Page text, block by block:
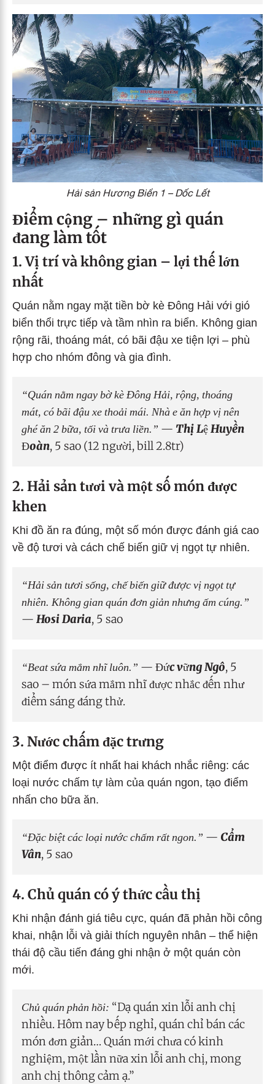
Hải sản Hương Biển 1 – Dốc Lết
Điểm cộng – những gì quán
đang làm tốt
1. Vị trí và không gian – lợi thế lớn
nhất
Quán nằm ngay mặt tiền bờ kè Đông Hải với gió
biển thổi trực tiếp và tầm nhìn ra biển. Không gian
rộng rãi, thoáng mát, có bãi đậu xe tiện lợi – phù
hợp cho nhóm đông và gia đình.
“Quán nằm ngay bờ kè Đông Hải, rộng, thoáng
mát, có bãi đậu xe thoải mái. Nhà e ăn hợp vị nên
ghé ăn 2 bữa, tối và trưa liền.” — Thị Lệ Huyền
Đoàn, 5 sao (12 người, bill 2.8tr)
2. Hải sản tươi và một số món được
khen
Khi đồ ăn ra đúng, một số món được đánh giá cao
về độ tươi và cách chế biến giữ vị ngọt tự nhiên.
“Hải sản tươi sống, chế biến giữ được vị ngọt tự
nhiên. Không gian quán đơn giản nhưng ấm cúng.”
— Hosi Daria, 5 sao
“Beat sứa mắm nhĩ luôn.” — Đức vững Ngô, 5
sao – món sứa mắm nhĩ được nhắc đến như
điểm sáng đáng thử.
3. Nước chấm đặc trưng
Một điểm được ít nhất hai khách nhắc riêng: các
loại nước chấm tự làm của quán ngon, tạo điểm
nhấn cho bữa ăn.
“Đặc biệt các loại nước chấm rất ngon.” — Cẩm
Vân, 5 sao
4. Chủ quán có ý thức cầu thị
Khi nhận đánh giá tiêu cực, quán đã phản hồi công
khai, nhận lỗi và giải thích nguyên nhân – thể hiện
thái độ cầu tiến đáng ghi nhận ở một quán còn
mới.
Chủ quán phản hồi: “Dạ quán xin lỗi anh chị
nhiều. Hôm nay bếp nghỉ, quán chỉ bán các
món đơn giản… Quán mới chưa có kinh
nghiệm, một lần nữa xin lỗi anh chị, mong
anh chị thông cảm ạ.”